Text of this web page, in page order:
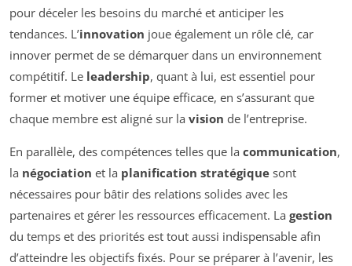
pour déceler les besoins du marché et anticiper les
tendances. L’innovation joue également un rôle clé, car
innover permet de se démarquer dans un environnement
compétitif. Le leadership, quant à lui, est essentiel pour
former et motiver une équipe efficace, en s’assurant que
chaque membre est aligné sur la vision de l’entreprise.
En parallèle, des compétences telles que la communication,
la négociation et la planification stratégique sont
nécessaires pour bâtir des relations solides avec les
partenaires et gérer les ressources efficacement. La gestion
du temps et des priorités est tout aussi indispensable afin
d’atteindre les objectifs fixés. Pour se préparer à l’avenir, les